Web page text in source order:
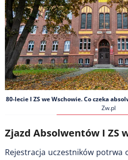
80-lecie I ZS we Wschowie. Co czeka
Zw.pl
Zjazd Absolwentów I ZS
Rejestracja uczestników potrwa